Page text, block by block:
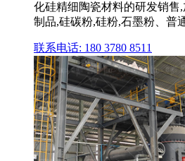
化硅精细陶瓷材料的研发销售
制品,硅碳粉,硅粉,石墨粉、普
联系电话: 180 3780 8511